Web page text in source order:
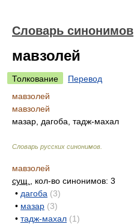
Словарь синонимов
мавзолей
Толкование
Перевод
мавзолей
мавзолей
мазар, дагоба, тадж-махал
Словарь русских синонимов
мавзолей
сущ.
, кол-во синонимов: 3
• дагоба (3)
• мазар (3)
• тадж-махал (1)